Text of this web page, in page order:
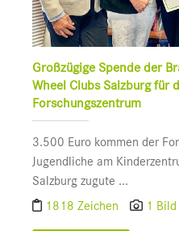
Großzügige Spende der
Wheel Clubs Salzburg für
Forschungszentrum
3.500 Euro kommen der
Jugendliche am
Salzburg zugute ...
1818 Zeichen
1 Bild